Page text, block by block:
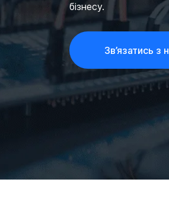
бізнесу.
Зв’язатись з